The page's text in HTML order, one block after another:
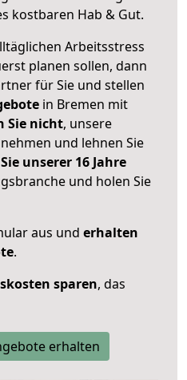
kostbaren Hab & Gut.
Arbeitsstress
planen sollen, dann
für Sie und stellen
in Bremen mit
Sie nicht, unsere
und lehnen Sie
unserer 16 Jahre
und holen Sie
aus und erhalten
.
sparen, das
erhalten